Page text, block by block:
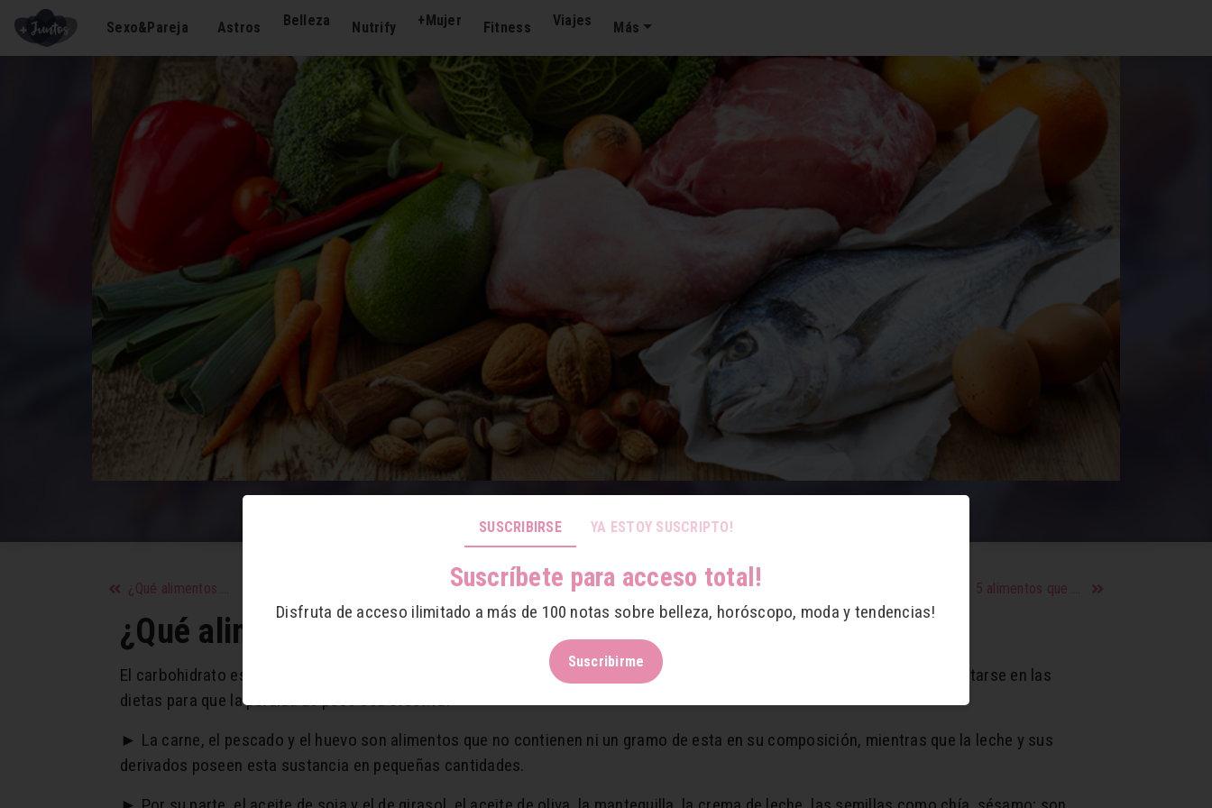
Sexo&Pareja Astros Belleza Nutrify +Mujer Fitness Viajes Más
¿Qué alimentos evitar para tener un corazón saludable? 5 alimentos que mejoran tu humor
¿Qué alimentos son bajos en carbohidratos?
El carbohidrato es un nutriente que está presente en la mayoría de los alimentos industrializados y refinados, debiendo evitarse en las
dietas para que la pérdida de peso sea efectiva.
► La carne, el pescado y el huevo son alimentos que no contienen ni un gramo de esta en su composición, mientras que la leche y sus
derivados poseen esta sustancia en pequeñas cantidades.
SUSCRIBIRSE YA ESTOY SUSCRIPTO!
Suscríbete para acceso total!
Disfruta de acceso ilimitado a más de 100 notas sobre belleza, horóscopo, moda y tendencias!
Suscribirme